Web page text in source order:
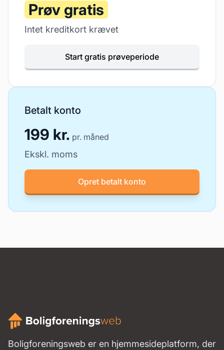
Prøv gratis
Intet kreditkort krævet
Start gratis prøveperiode
Betalt konto
199 kr. pr. måned
Ekskl. moms
Opret betalt konto
Boligforeningsweb er en hjemmesideplatform, der